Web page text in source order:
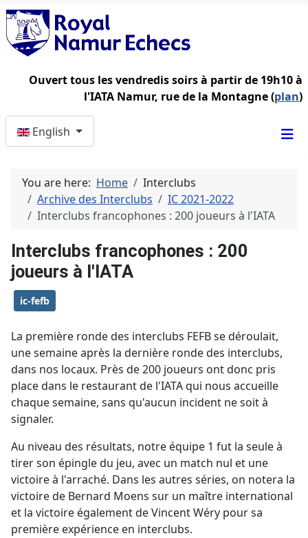
Ouvert tous les vendredis soirs à partir de 19h10 à
l'IATA Namur, rue de la Montagne (plan)
English
You are here: Home
Interclubs
Archive des Interclubs
IC 2021-2022
Interclubs francophones : 200 joueurs à l'IATA
Interclubs francophones : 200
joueurs à l'IATA
ic-fefb
La première ronde des interclubs FEFB se déroulait,
une semaine après la dernière ronde des interclubs,
dans nos locaux. Près de 200 joueurs ont donc pris
place dans le restaurant de l'IATA qui nous accueille
chaque semaine, sans qu'aucun incident ne soit à
signaler.
Au niveau des résultats, notre équipe 1 fut la seule à
tirer son épingle du jeu, avec un match nul et une
victoire à l'arraché. Dans les autres séries, on notera la
victoire de Bernard Moens sur un maître international
et la victoire également de Vincent Wéry pour sa
première expérience en interclubs.